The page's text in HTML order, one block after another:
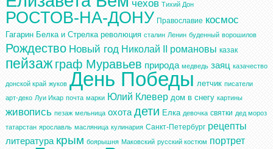
чехов Тихий Дон
РОСТОВ-НА-ДОНУ Православие космос
Гагарин Белка и Стрелка революция сталин Ленин буденный ворошилов
Рождество Новый год Николай II романовы казак
пейзаж граф Муравьев природа медведь заяц казачество
донской край жуков День Победы летчик писатели
арт-деко Луи Икар почта марки Юлий Клевер дом в снегу картины
живопись пезаж мельница охота дети Елка девочка святки дед мороз
татарстан ярославль масляница кулинария Санкт-Петербург рецепты
литература крым боярышня Маковский русский костюм портрет